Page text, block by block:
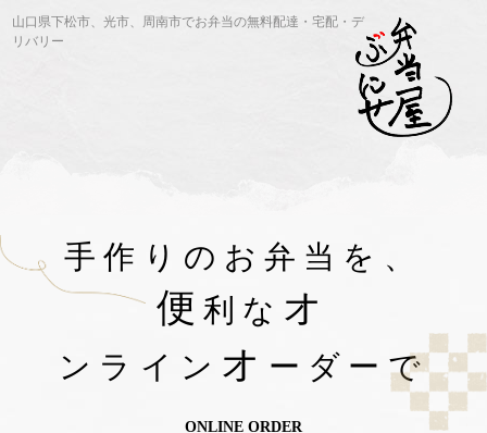
山口県下松市、光市、周南市でお弁当の無料配達・宅配・デ
リバリー
手作りのお弁当を、
便 利な オ
ンライン オ ーダーで
ONLINE ORDER